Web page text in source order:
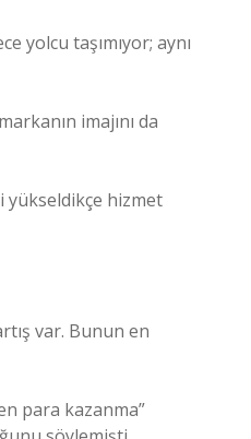
yolcu taşımıyor; aynı
imajını da
yükseldikçe hizmet
var. Bunun en
para kazanma”